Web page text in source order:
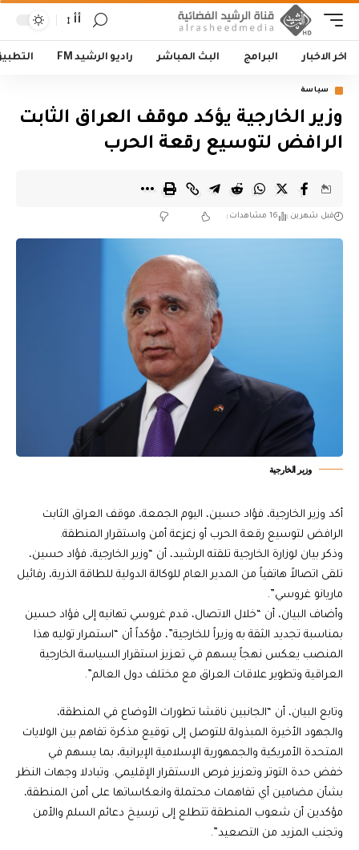
أأ
اخر الاخبار البرامج البث المباشر راديو الرشيد FM
سياسة
وزير الخارجية يؤكد موقف العراق الثابت
الرافض لتوسيع رقعة الحرب
قبل شهرين 16 مشاهدات
وزير الخارجية
أكد وزير الخارجية، فؤاد حسين، اليوم الجمعة، موقف العراق الثابت
الرافض لتوسيع رقعة الحرب أو زعزعة أمن واستقرار المنطقة.
وذكر بيان لوزارة الخارجية تلقته الرشيد، أن “وزير الخارجية، فؤاد حسين،
تلقى اتصالاً هاتفياً من المدير العام للوكالة الدولية للطاقة الذرية، رفائيل
ماريانو غروسي”.
وأضاف البيان، أن “خلال الاتصال، قدم غروسي تهانيه إلى فؤاد حسين
بمناسبة تجديد الثقة به وزيراً للخارجية”، مؤكداً أن “استمرار توليه هذا
المنصب يعكس نهجاً يسهم في تعزيز استقرار السياسة الخارجية
العراقية وتطوير علاقات العراق مع مختلف دول العالم”.
وتابع البيان، أن “الجانبين ناقشا تطورات الأوضاع في المنطقة،
والجهود الأخيرة المبذولة للتوصل إلى توقيع مذكرة تفاهم بين الولايات
المتحدة الأمريكية والجمهورية الإسلامية الإيرانية، بما يسهم في
خفض حدة التوتر وتعزيز فرص الاستقرار الإقليمي. وتبادلا وجهات النظر
بشأن مضامين أي تفاهمات محتملة وانعكاساتها على أمن المنطقة،
مؤكدين أن شعوب المنطقة تتطلع إلى ترسيخ دعائم السلم والأمن
وتجنب المزيد من التصعيد”.